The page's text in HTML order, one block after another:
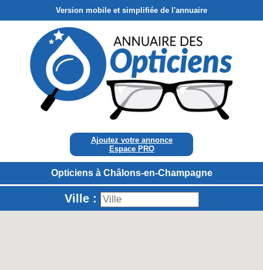
Version mobile et simplifiée de l'annuaire
Ajoutez votre annonce
Espace PRO
Opticiens à Châlons-en-Champagne
Ville :